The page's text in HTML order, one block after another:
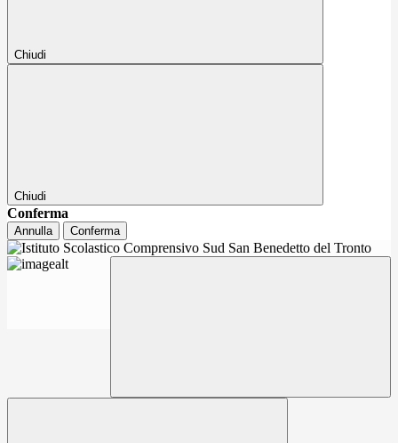
Chiudi
Chiudi
Conferma
Annulla Conferma